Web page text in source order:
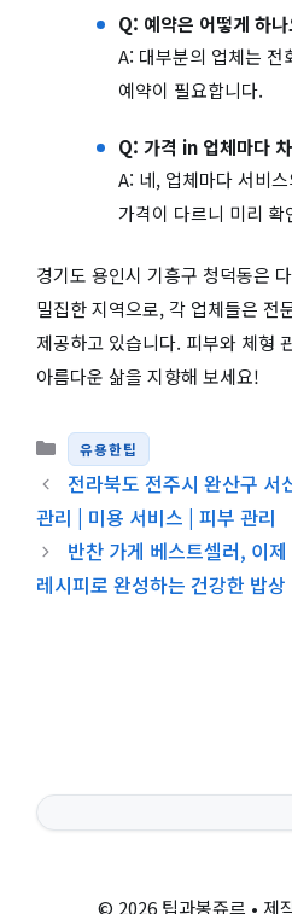
Q: 예약은 어떻게 하나
A: 대부분의 업체는 전
예약이 필요합니다.
Q: 가격 in 업체마다
A: 네, 업체마다 서비
가격이 다르니 미리
경기도 용인시 기흥구 청덕동은
밀집한 지역으로, 각 업체들은 전
제공하고 있습니다. 피부와 체형
아름다운 삶을 지향해 보세요!
카테고리
유용한팁
전라북도 전주시 완산구 서
관리 | 미용 서비스 | 피부 관리
반찬 가게 베스트셀러, 이
레시피로 완성하는 건강한 밥상
© 2026 팁과봉쥬르 • 제